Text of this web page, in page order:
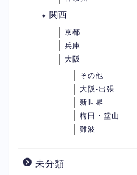
関西
京都
兵庫
大阪
その他
大阪-出張
新世界
梅田・堂山
難波
未分類